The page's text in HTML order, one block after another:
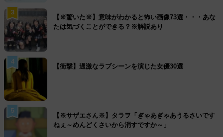
3
【※驚いた※】意味がわかると怖い画像73選・・・あな
たは気づくことができる？※解説あり
4
【衝撃】過激なラブシーンを演じた女優30選
5
【※サザエさん※】タラヲ「ぎゃあぎゃあうるさいです
ねぇ～めんどくさいから消すですか～」